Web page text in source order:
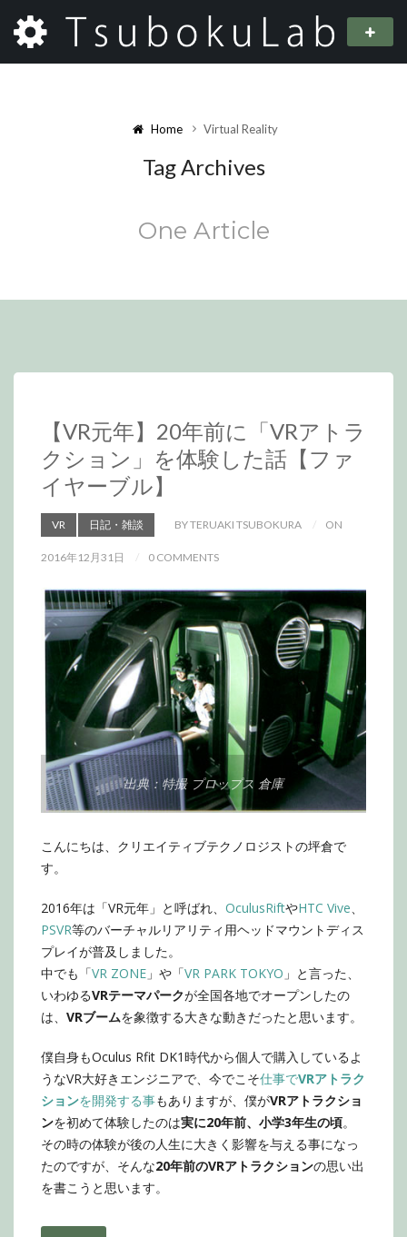
Home Virtual Reality
Tag Archives
One Article
【VR元年】20年前に「VRアトラ
クション」を体験した話【ファ
イヤーブル】
VR 日記・雑談 BY TERUAKI TSUBOKURA ON
2016年12月31日 0 COMMENTS
出典：特撮 プロップス 倉庫
こんにちは、クリエイティブテクノロジストの坪倉で
す。
2016年は「VR元年」と呼ばれ、 OculusRiftやHTC Vive、
PSVR等のバーチャルリアリティ用ヘッドマウントディス
プレイが普及しました。
中でも「VR ZONE 」や「VR PARK TOKYO 」と言った、
いわゆるVRテーマパークが全国各地でオープンしたの
は、 VRブームを象徴する大きな動きだったと思います。
僕自身もOculus Rfit DK1時代から個人で購入しているよ
うなVR大好きエンジニアで、今でこそ仕事でVRアトラク
ションを開発する事もありますが、僕がVRアトラクショ
ンを初めて体験したのは実に20年前、小学3年生の頃。
その時の体験が後の人生に大きく影響を与える事になっ
たのですが、そんな20年前のVRアトラクションの思い出
を書こうと思います。